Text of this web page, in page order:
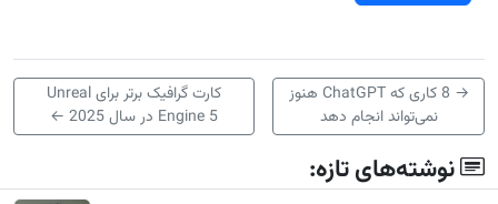
→
8 کاری که ChatGPT هنوز
نمی‌تواند انجام دهد
کارت گرافیک برتر برای Unreal
Engine 5 در سال 2025
←
نوشته‌های تازه: